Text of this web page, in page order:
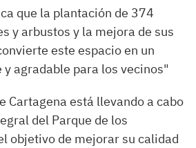
que la plantación de 374
y arbustos y la mejora de sus
este espacio en un
agradable para los vecinos"
Cartagena está llevando a cabo
del Parque de los
objetivo de mejorar su calidad